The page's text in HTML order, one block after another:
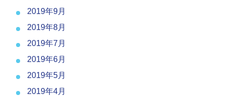
2019年9月
2019年8月
2019年7月
2019年6月
2019年5月
2019年4月